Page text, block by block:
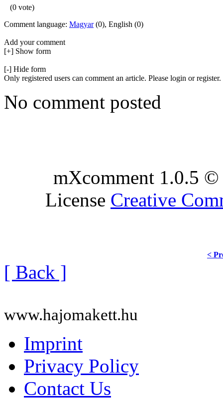
(0 vote)
Comment language: Magyar(0), English (0)
Add your comment
[+] Show form
[-] Hide form
Only registered users can comment an article. Please login or register.
No comment posted
mXcomment 1.0.5
License Creative
<
[ Back ]
www.hajomakett.hu
Imprint
Privacy Policy
Contact Us